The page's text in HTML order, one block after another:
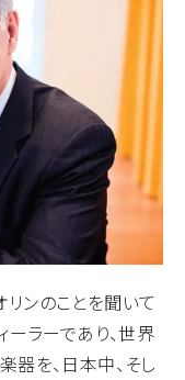
ンのことを聞いて
ーラーであり、世界
を、日本中、そし